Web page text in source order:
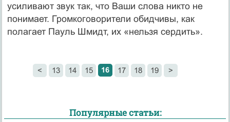
усиливают звук так, что Ваши слова никто не
понимает. Громкоговорители обидчивы, как
полагает Пауль Шмидт, их «нельзя сердить».
< 13 14 15 16 17 18 19 >
Популярные статьи: